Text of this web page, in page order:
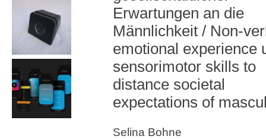
Erwartungen an die
Männlichkeit / Non-
emotional experience
sensorimotor skills to
distance societal
expectations of
Selina Bohne